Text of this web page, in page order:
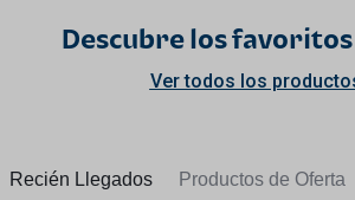
Descubre los
Ver todos los
Recién Llegados Productos de Oferta